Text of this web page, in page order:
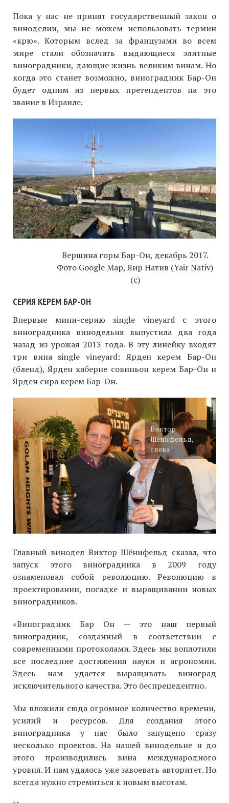
Пока у нас не принят государственный закон о
виноделии, мы не можем использовать термин
«крю». Которым вслед за французами во всем
мире стали обозначать выдающиеся элитные
виноградники, дающие жизнь великим винам. Но
когда это станет возможно, виноградник Бар-Он
будет одним из первых претендентов на это
звание в Израиле.
Вершина горы Бар-Он, декабрь 2017.
Фото Google Map, Яир Натив (Yair Nativ)
(c)
СЕРИЯ КЕРЕМ БАР-ОН
Впервые мини-серию single vineyard с этого
виноградника винодельня выпустила два года
назад из урожая 2013 года. В эту линейку входят
три вина single vineyard: Ярден керем Бар-Он
(бленд), Ярден каберне совиньон керем Бар-Он и
Ярден сира керем Бар-Он.
Виктор
Шёнифельд,
слева
Главный винодел Виктор Шёнифельд сказал, что
запуск этого виноградника в 2009 году
ознаменовал собой революцию. Революцию в
проектировании, посадке и выращивании новых
виноградников.
«Виноградник Бар Он — это наш первый
виноградник, созданный в соответствии с
современными протоколами. Здесь мы воплотили
все последние достижения науки и агрономии.
Здесь нам удается выращивать виноград
исключительного качества. Это беспрецедентно.
Мы вложили сюда огромное количество времени,
усилий и ресурсов. Для создания этого
виноградника у нас было запущено сразу
несколько проектов. На нашей винодельне и до
этого производились вина международного
уровня. И нам удалось уже завоевать авторитет. Но
всегда нужно стремиться к новым высотам.